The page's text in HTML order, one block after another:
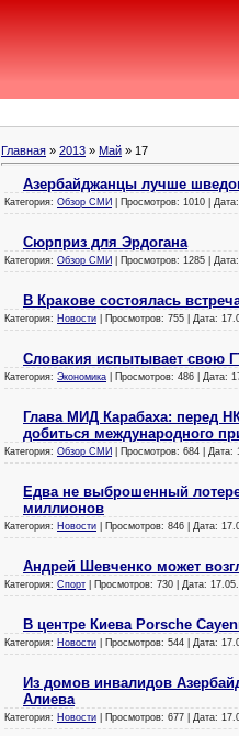
Главная » 2013 » Май » 17
Азербайджанцы лучше
Категория: Обзор СМИ | Просмотров: 1010 |
Сюрприз для Эрдогана
Категория: Обзор СМИ | Просмотров: 1285 |
В Кракове состоялась
Категория: Новости | Просмотров: 755 | Дата:
Словакия испытывает свою
Категория: Экономика | Просмотров: 486 | Дата:
Глава МИД Карабаха: перед
добиться международного
Категория: Обзор СМИ | Просмотров: 684 | Дата:
Едва не выброшенный
миллионов
Категория: Новости | Просмотров: 846 | Дата:
Андрей Шевченко может
Категория: Спорт | Просмотров: 730 | Дата:
В центре Киева Porsche
Категория: Новости | Просмотров: 544 | Дата:
Из домов инвалидов
Алиева
Категория: Новости | Просмотров: 677 | Дата: